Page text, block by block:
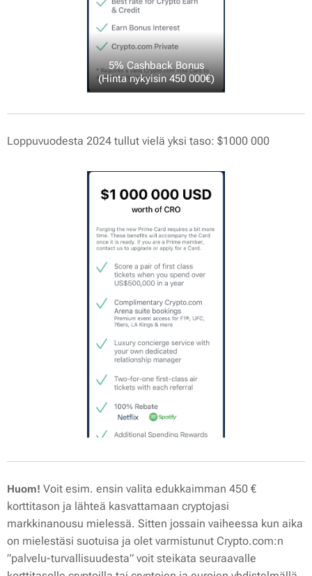
5% Cashback Bonus
(Hinta nykyisin 450 000€)
Loppuvuodesta 2024 tullut vielä yksi taso: $1000 000
Huom! Voit esim. ensin valita edukkaimman 450 €
korttitason ja lähteä kasvattamaan cryptojasi
markkinanousu mielessä. Sitten jossain vaiheessa kun aika
on mielestäsi suotuisa ja olet varmistunut Crypto.com:n
”palvelu-turvallisuudesta” voit steikata seuraavalle